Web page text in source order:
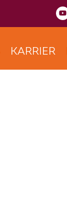
KARRIER